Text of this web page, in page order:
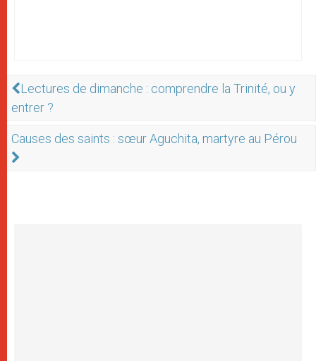
Lectures de dimanche : comprendre la Trinité, ou y
entrer ?
Causes des saints : sœur Aguchita, martyre au Pérou